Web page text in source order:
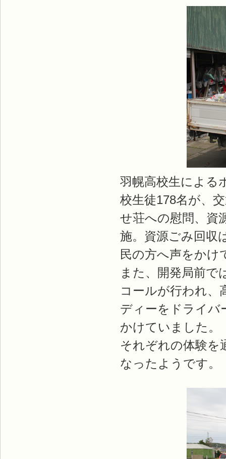
羽幌高校生による
校生徒178名が、
せ荘への慰問、資
施。資源ごみ回収
民の方へ声をかけ
また、開発局前で
コールが行われ、
ディーをドライバ
かけていました。
それぞれの体験を
なったようです。